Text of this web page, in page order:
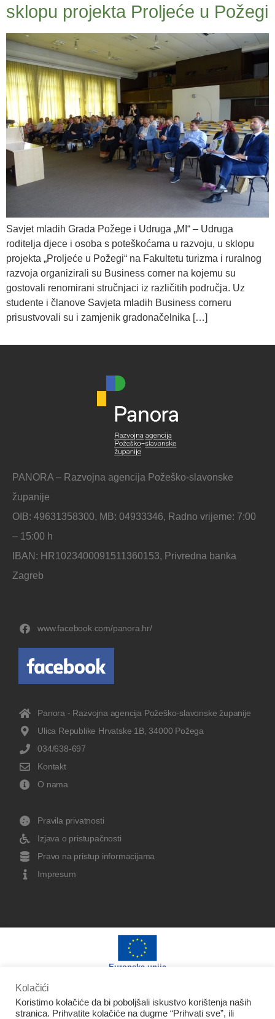
sklopu projekta Proljeće u Požegi
Savjet mladih Grada Požege i Udruga „MI“ – Udruga
roditelja djece i osoba s poteškoćama u razvoju, u sklopu
projekta „Proljeće u Požegi“ na Fakultetu turizma i ruralnog
razvoja organizirali su Business corner na kojemu su
gostovali renomirani stručnjaci iz različitih područja. Uz
studente i članove Savjeta mladih Business corneru
prisustvovali su i zamjenik gradonačelnika […]
PANORA – Razvojna agencija Požeško-slavonske
županije
OIB: 49631358300, MB: 04933346, Radno vrijeme: 7:00
– 15:00 h
IBAN: HR1023400091511360153, Privredna banka
Zagreb
www.facebook.com/panora.hr/
Panora - Razvojna agencija Požeško-slavonske županije
Ulica Republike Hrvatske 1B, 34000 Požega
034/638-697
Kontakt
O nama
Pravila privatnosti
Izjava o pristupačnosti
Pravo na pristup informacijama
Impresum
Europska unija
Kolačići
Koristimo kolačiće da bi poboljšali iskustvo korištenja naših
stranica. Prihvatite kolačiće na dugme “Prihvati sve”, ili